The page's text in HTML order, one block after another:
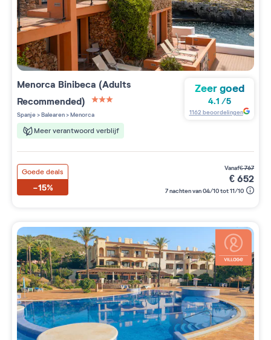
Menorca Binibeca (Adults
Recommended)
3 étoiles sur 5
Spanje>Balearen>Menorca
Meer verantwoord verblijf
Zeer goed
4.1 /5
1162 beoordelingen
Goede deals
-15%
vanaf€767
€652
7 nachten van 04/10 tot 11/10